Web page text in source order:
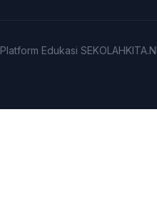
Platform Edukasi